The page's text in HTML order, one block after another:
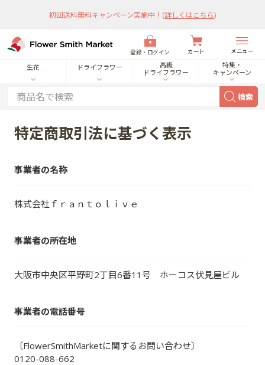
初回送料無料キャンペーン実施中！ (詳しくはこちら)
登録・ログイン カート メニュー
生花 ドライフラワー
高級
ドライフラワー
特集・
キャンペーン
検索
特定商取引法に基づく表示
事業者の名称
株式会社ｆｒａｎｔｏｌｉｖｅ
事業者の所在地
大阪市中央区平野町2丁目6番11号 ホーコス伏見屋ビル
事業者の電話番号
〔FlowerSmithMarketに関するお問い合わせ〕
0120-088-662